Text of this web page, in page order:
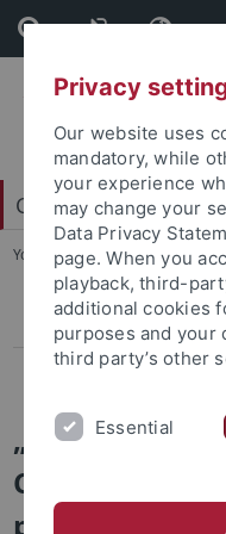
Skip
to
content
Skip
to
footer
China Centrum
You are here: Startseite
Modellprojekt Studienreisen
Forschungsprojekt
„Sprache –
China-
pädagogisches
Privacy
Our website uses
mandatory, while
your experience
may change your
Data Privacy
page. When you
playback, third-
additional cookies
purposes and your
third party’s other
Essential